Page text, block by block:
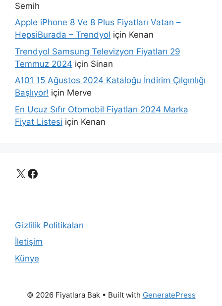
Semih
Apple iPhone 8 Ve 8 Plus Fiyatları Vatan –
HepsiBurada – Trendyol için Kenan
Trendyol Samsung Televizyon Fiyatları 29
Temmuz 2024 için Sinan
A101 15 Ağustos 2024 Kataloğu İndirim Çılgınlığı
Başlıyor! için Merve
En Ucuz Sıfır Otomobil Fiyatları 2024 Marka
Fiyat Listesi için Kenan
X Facebook
Gizlilik Politikaları
İletişim
Künye
© 2026 Fiyatlara Bak• Built with GeneratePress